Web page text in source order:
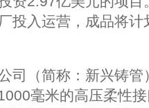
投入运营，成品将
司（简称：新兴铸
毫米的高压柔性